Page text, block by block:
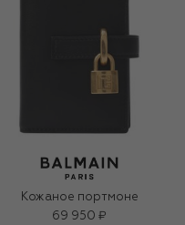
Кожаное портмоне
69 950 ₽